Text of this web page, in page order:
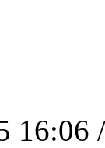
16:06